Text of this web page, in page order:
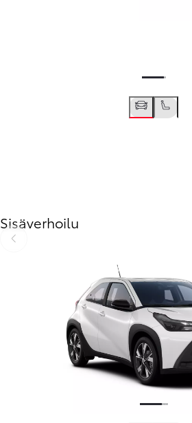
Sisäverhoilu
Edellinen